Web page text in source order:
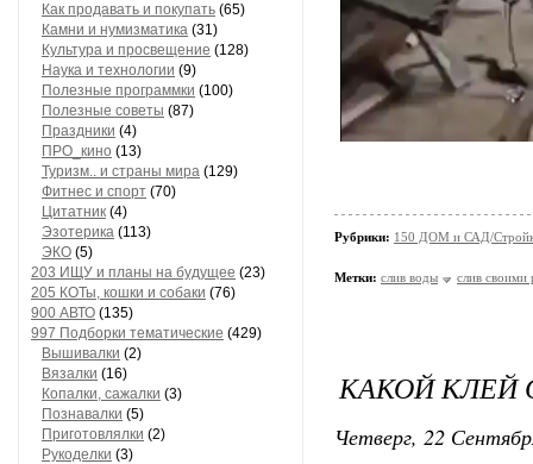
Как продавать и покупать (65)
Камни и нумизматика (31)
Культура и просвещение (128)
Наука и технологии (9)
Полезные программки (100)
Полезные советы (87)
Праздники (4)
ПРО_кино (13)
Туризм.. и страны мира (129)
Фитнес и спорт (70)
Цитатник (4)
Эзотерика (113)
ЭКО (5)
203 ИЩУ и планы на будущее (23)
205 КОТы, кошки и собаки (76)
900 АВТО (135)
997 Подборки тематические (429)
Вышивалки (2)
Вязалки (16)
Копалки, сажалки (3)
Познавалки (5)
Приготовлялки (2)
Рукоделки (3)
Рубрики: 150 ДОМ и САД/
Метки: слив воды слив своими
КАКОЙ КЛЕЙ
Четверг, 22